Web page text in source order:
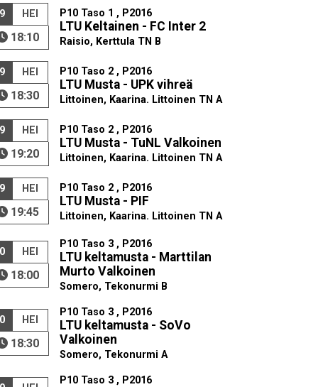
HEI
18:10
P10 Taso 1 , P2016
LTU Keltainen - FC Inter 2
Raisio, Kerttula TN B
HEI
18:30
P10 Taso 2 , P2016
LTU Musta - UPK vihreä
Littoinen, Kaarina. Littoinen TN A
HEI
19:20
P10 Taso 2 , P2016
LTU Musta - TuNL Valkoinen
Littoinen, Kaarina. Littoinen TN A
HEI
19:45
P10 Taso 2 , P2016
LTU Musta - PIF
Littoinen, Kaarina. Littoinen TN A
HEI
18:00
P10 Taso 3 , P2016
LTU keltamusta - Marttilan
Murto Valkoinen
Somero, Tekonurmi B
HEI
18:30
P10 Taso 3 , P2016
LTU keltamusta - SoVo
Valkoinen
Somero, Tekonurmi A
P10 Taso 3 , P2016